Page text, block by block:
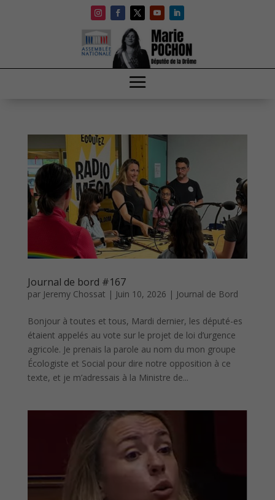
Journal de bord #167
par Jeremy Chossat | Juin 10, 2026 | Journal de Bord
Bonjour à toutes et tous, Mardi dernier, les député-es
étaient appelés au vote sur le projet de loi d’urgence
agricole. Je prenais la parole au nom du mon groupe
Écologiste et Social pour dire notre opposition à ce
texte, et je m’adressais à la Ministre de...